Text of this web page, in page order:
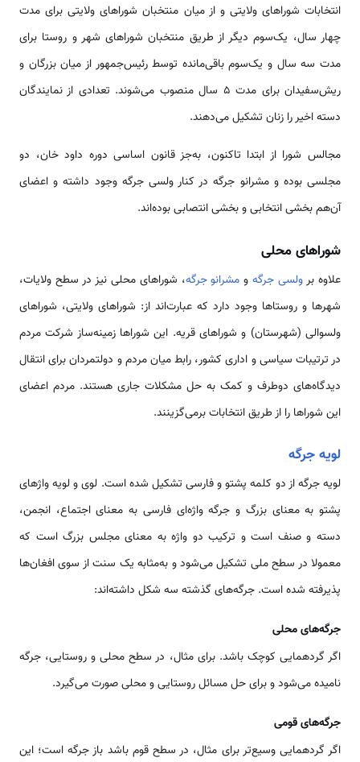
انتخابات شوراهای ولایتی و از میان منتخبان شوراهای ولایتی برای مدت
چهار سال، یک‌سوم دیگر از طریق منتخبان شوراهای شهر و روستا برای
مدت سه سال و یک‌سوم باقی‌مانده توسط رئیس‌جمهور از میان بزرگان و
ریش‌سفیدان برای مدت ۵ سال منصوب می‌شوند. تعدادی از نمایندگان
دسته اخیر را زنان تشکیل می‌دهند.
مجالس شورا از ابتدا تاکنون، به‌جز قانون اساسی دوره داود خان، دو
مجلسی بوده و مشرانو جرگه در کنار ولسی جرگه وجود داشته و اعضای
آن‌هم بخشی انتخابی و بخشی انتصابی بوده‌اند.
شوراهای محلی
علاوه برولسی جرگهو مشرانو جرگه، شوراهای محلی نیز در سطح ولایات،
شهرها و روستاها وجود دارد که عبارت‌اند از: شوراهای ولایتی، شوراهای
ولسوالی (شهرستان) و شوراهای قریه. این شوراها زمینه‌ساز شرکت مردم
در ترتیبات سیاسی و اداری کشور، رابط میان مردم و دولتمردان برای انتقال
دیدگاه‌های دوطرف و کمک به حل مشکلات جاری هستند. مردم اعضای
این شوراها را از طریق انتخابات برمی‌گزینند.
لویه جرگه
لویه جرگه از دو کلمه پشتو و فارسی تشکیل شده است. لوی و لویه واژهای
پشتو به معنای بزرگ و جرگه واژه‌ای فارسی به معنای اجتماع، انجمن،
دسته و صنف است و ترکیب دو واژه به معنای مجلس بزرگ است که
معمولا در سطح ملی تشکیل می‌شود و به‌مثابه یک سنت از سوی افغان‌ها
پذیرفته شده است. جرگه‌های گذشته سه شکل داشته‌اند:
جرگه‌های محلی
اگر گردهمایی کوچک باشد. برای مثال، در سطح محلی و روستایی، جرگه
نامیده می‌شود و برای حل مسائل روستایی و محلی صورت می‌گیرد.
جرگه‌های قومی
اگر گردهمایی وسیع‌تر برای مثال، در سطح قوم باشد باز جرگه است؛ این